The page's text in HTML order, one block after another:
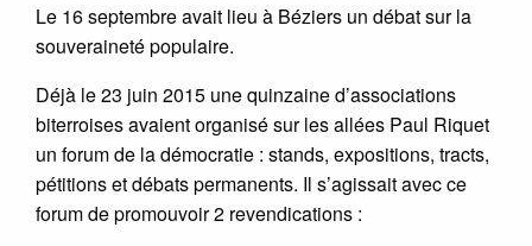
Le 16 septembre avait lieu à Béziers un débat sur la
souveraineté populaire.
Déjà le 23 juin 2015 une quinzaine d’associations
biterroises avaient organisé sur les allées Paul Riquet
un forum de la démocratie : stands, expositions, tracts,
pétitions et débats permanents. Il s’agissait avec ce
forum de promouvoir 2 revendications :